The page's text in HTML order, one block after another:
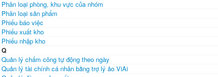
Phân loại phòng, khu vực của nhóm
Phân loại sản phẩm
Phiếu báo việc
Phiếu xuất kho
Phiếu nhập kho
Q
Quản lý chấm công tự động theo ngày
Quản lý tài chính cá nhân bằng trợ lý ảo ViAi